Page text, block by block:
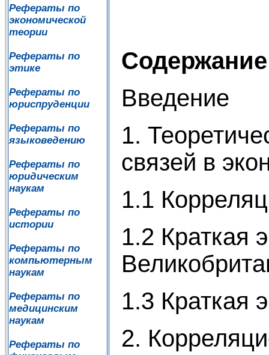
Рефераты по
экономической
теории
Рефераты по
этике
Рефераты по
юриспруденции
Рефераты по
языковедению
Рефераты по
юридическим
наукам
Рефераты по
истории
Рефераты по
компьютерным
наукам
Рефераты по
медицинским
наукам
Рефераты по
Содержание
Введение
1.
связей в
1.1
1.2 Краткая
1.3 Краткая
2.